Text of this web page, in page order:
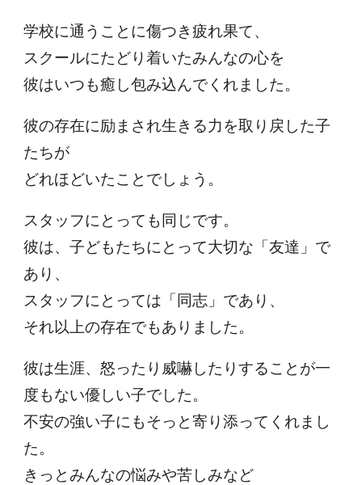
学校に通うことに傷つき疲れ果て、
スクールにたどり着いたみんなの心を
彼はいつも癒し包み込んでくれました。
彼の存在に励まされ生きる力を取り戻した子
たちが
どれほどいたことでしょう。
スタッフにとっても同じです。
彼は、子どもたちにとって大切な「友達」で
あり、
スタッフにとっては「同志」であり、
それ以上の存在でもありました。
彼は生涯、怒ったり威嚇したりすることが一
度もない優しい子でした。
不安の強い子にもそっと寄り添ってくれまし
た。
きっとみんなの悩みや苦しみなど